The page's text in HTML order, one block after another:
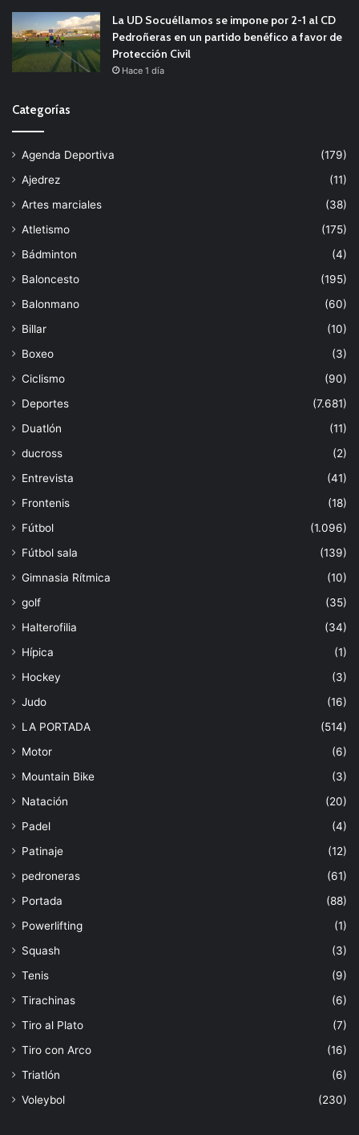
La UD Socuéllamos se impone por 2-1 al CD
Pedroñeras en un partido benéfico a favor de
Protección Civil
Hace 1 día
Categorías
Agenda Deportiva
(179)
Ajedrez
(11)
Artes marciales
(38)
Atletismo
(175)
Bádminton
(4)
Baloncesto
(195)
Balonmano
(60)
Billar
(10)
Boxeo
(3)
Ciclismo
(90)
Deportes
(7.681)
Duatlón
(11)
ducross
(2)
Entrevista
(41)
Frontenis
(18)
Fútbol
(1.096)
Fútbol sala
(139)
Gimnasia Rítmica
(10)
golf
(35)
Halterofilia
(34)
Hípica
(1)
Hockey
(3)
Judo
(16)
LA PORTADA
(514)
Motor
(6)
Mountain Bike
(3)
Natación
(20)
Padel
(4)
Patinaje
(12)
pedroneras
(61)
Portada
(88)
Powerlifting
(1)
Squash
(3)
Tenis
(9)
Tirachinas
(6)
Tiro al Plato
(7)
Tiro con Arco
(16)
Triatlón
(6)
Voleybol
(230)